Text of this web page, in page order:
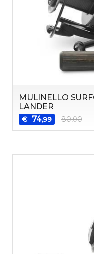
MULINELLO
LANDER
€ 74,99 80,00